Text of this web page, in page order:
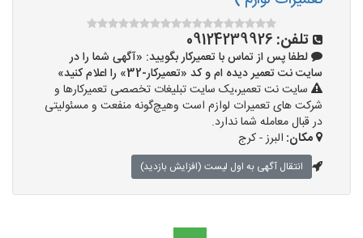
تلفن: 09124239926
لطفا پس از تماس با تعمیرکار بگویید: «آگهی شما را در
سایت نت تعمیر دیده ام و کد «تعمیرکار-32» را اعلام کنید»
سایت نت تعمیر،یک سایت تبلیغات تخصصی تعمیرکارها و
شرکت های تعمیرات لوازم است وهیچ‌گونه منفعت و مسئولیتی
در قبال معامله شما ندارد.
مکان: البرز - کرج
انتقال آگهی به اول لیست (افزایش بازدید)